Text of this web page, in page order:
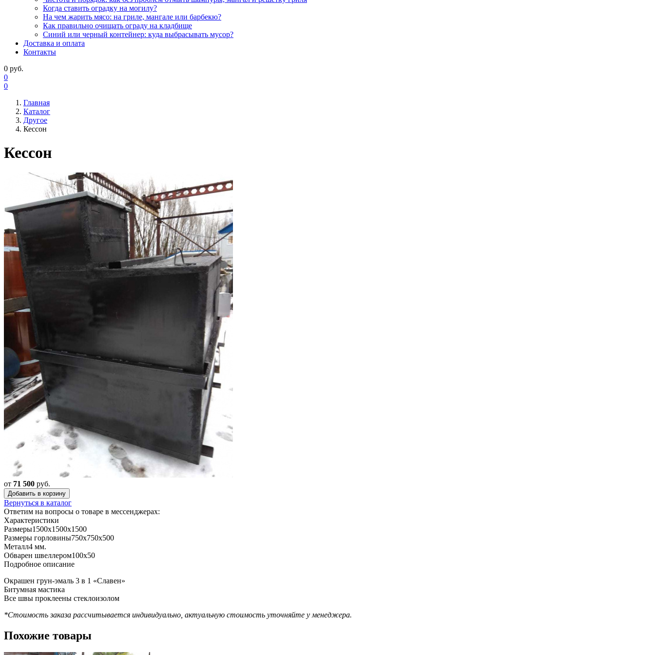
Когда ставить оградку на могилу?
На чем жарить мясо: на гриле, мангале или барбекю?
Как правильно очищать ограду на кладбище
Синий или черный контейнер: куда выбрасывать мусор?
Доставка и оплата
Контакты
0 руб.
0
0
Главная
Каталог
Другое
Кессон
Кессон
от 71 500 руб.
Добавить в корзину
Вернуться в каталог
Ответим на вопросы о товаре в мессенджерах:
Характеристики
Размеры1500x1500x1500
Размеры горловины750x750x500
Металл4 мм.
Обварен швеллером100x50
Подробное описание
Окрашен грун-эмаль 3 в 1 «Славен»
Битумная мастика
Все швы проклеены стеклоизолом
*Стоимость заказа рассчитывается индивидуально, актуальную стоимость уточняйте у менеджера.
Похожие товары